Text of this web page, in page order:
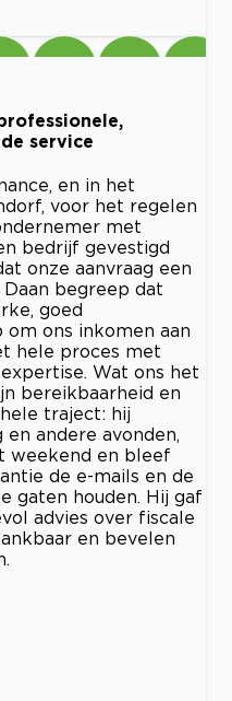
service
en in het
voor het regelen
met
bedrijf gevestigd
onze aanvraag een
begreep dat
goed
om ons inkomen aan
hele proces met
Wat ons het
bereikbaarheid en
traject: hij
andere avonden,
weekend en bleef
de e-mails en de
gaten houden. Hij gaf
advies over fiscale
en bevelen